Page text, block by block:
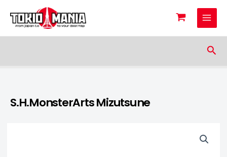
Skip to content
S.H.MonsterArts Mizutsune